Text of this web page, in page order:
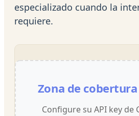
especializado cuando la
requiere.
Zona de
Configure su API key de